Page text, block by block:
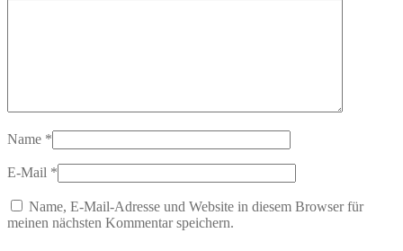
Name *
E-Mail *
Name, E-Mail-Adresse und Website in diesem Browser für
meinen nächsten Kommentar speichern.